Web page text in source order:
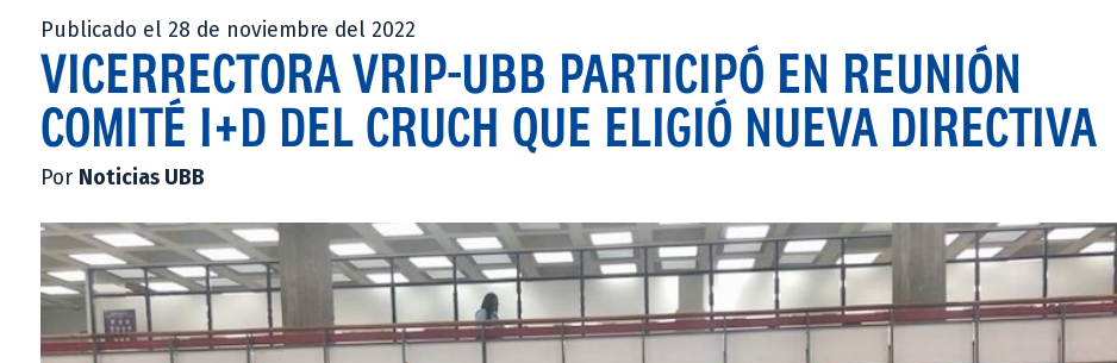
Publicado el 28 de noviembre del 2022
VICERRECTORA VRIP-UBB PARTICIPÓ EN REUNIÓN
COMITÉ I+D DEL CRUCH QUE ELIGIÓ NUEVA DIRECTIVA
Por Noticias UBB